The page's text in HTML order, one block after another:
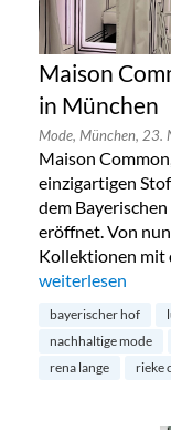
Maison
in München
Mode, München, 23.
Maison
einzigartigen
dem
eröffnet. Von
Kollektionen mit
„Maison
weiterlesen
bayerischer hof
nachhaltige mode
rena lange
rieke